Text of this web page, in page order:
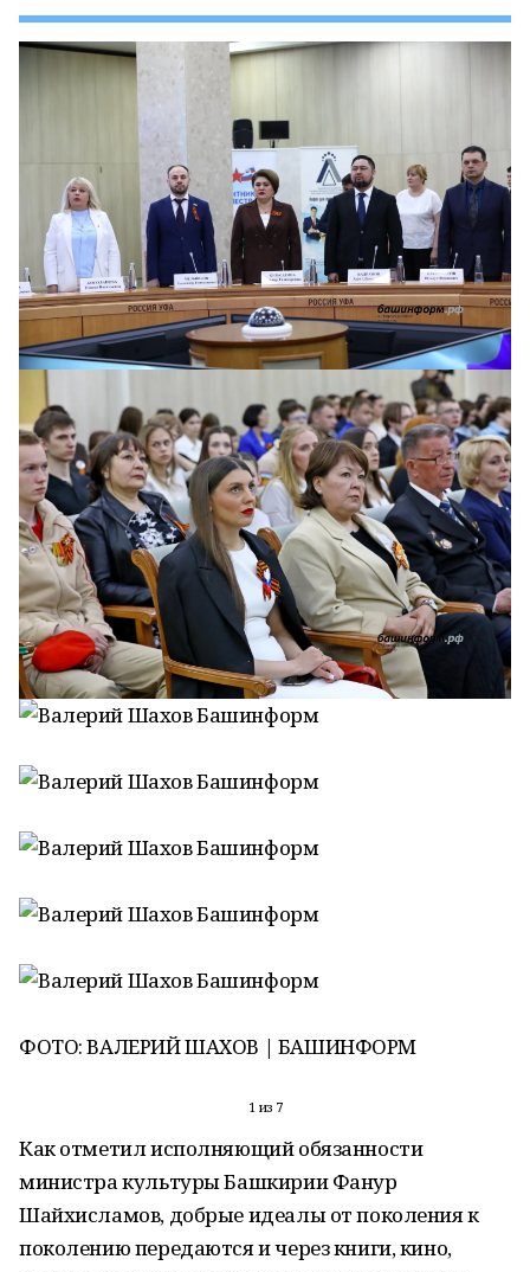
ФОТО: ВАЛЕРИЙ ШАХОВ | БАШИНФОРМ
1 из 7
Как отметил исполняющий обязанности
министра культуры Башкирии Фанур
Шайхисламов, добрые идеалы от поколения к
поколению передаются и через книги, кино,